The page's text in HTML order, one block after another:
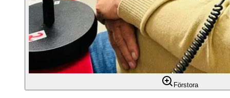
Förstora